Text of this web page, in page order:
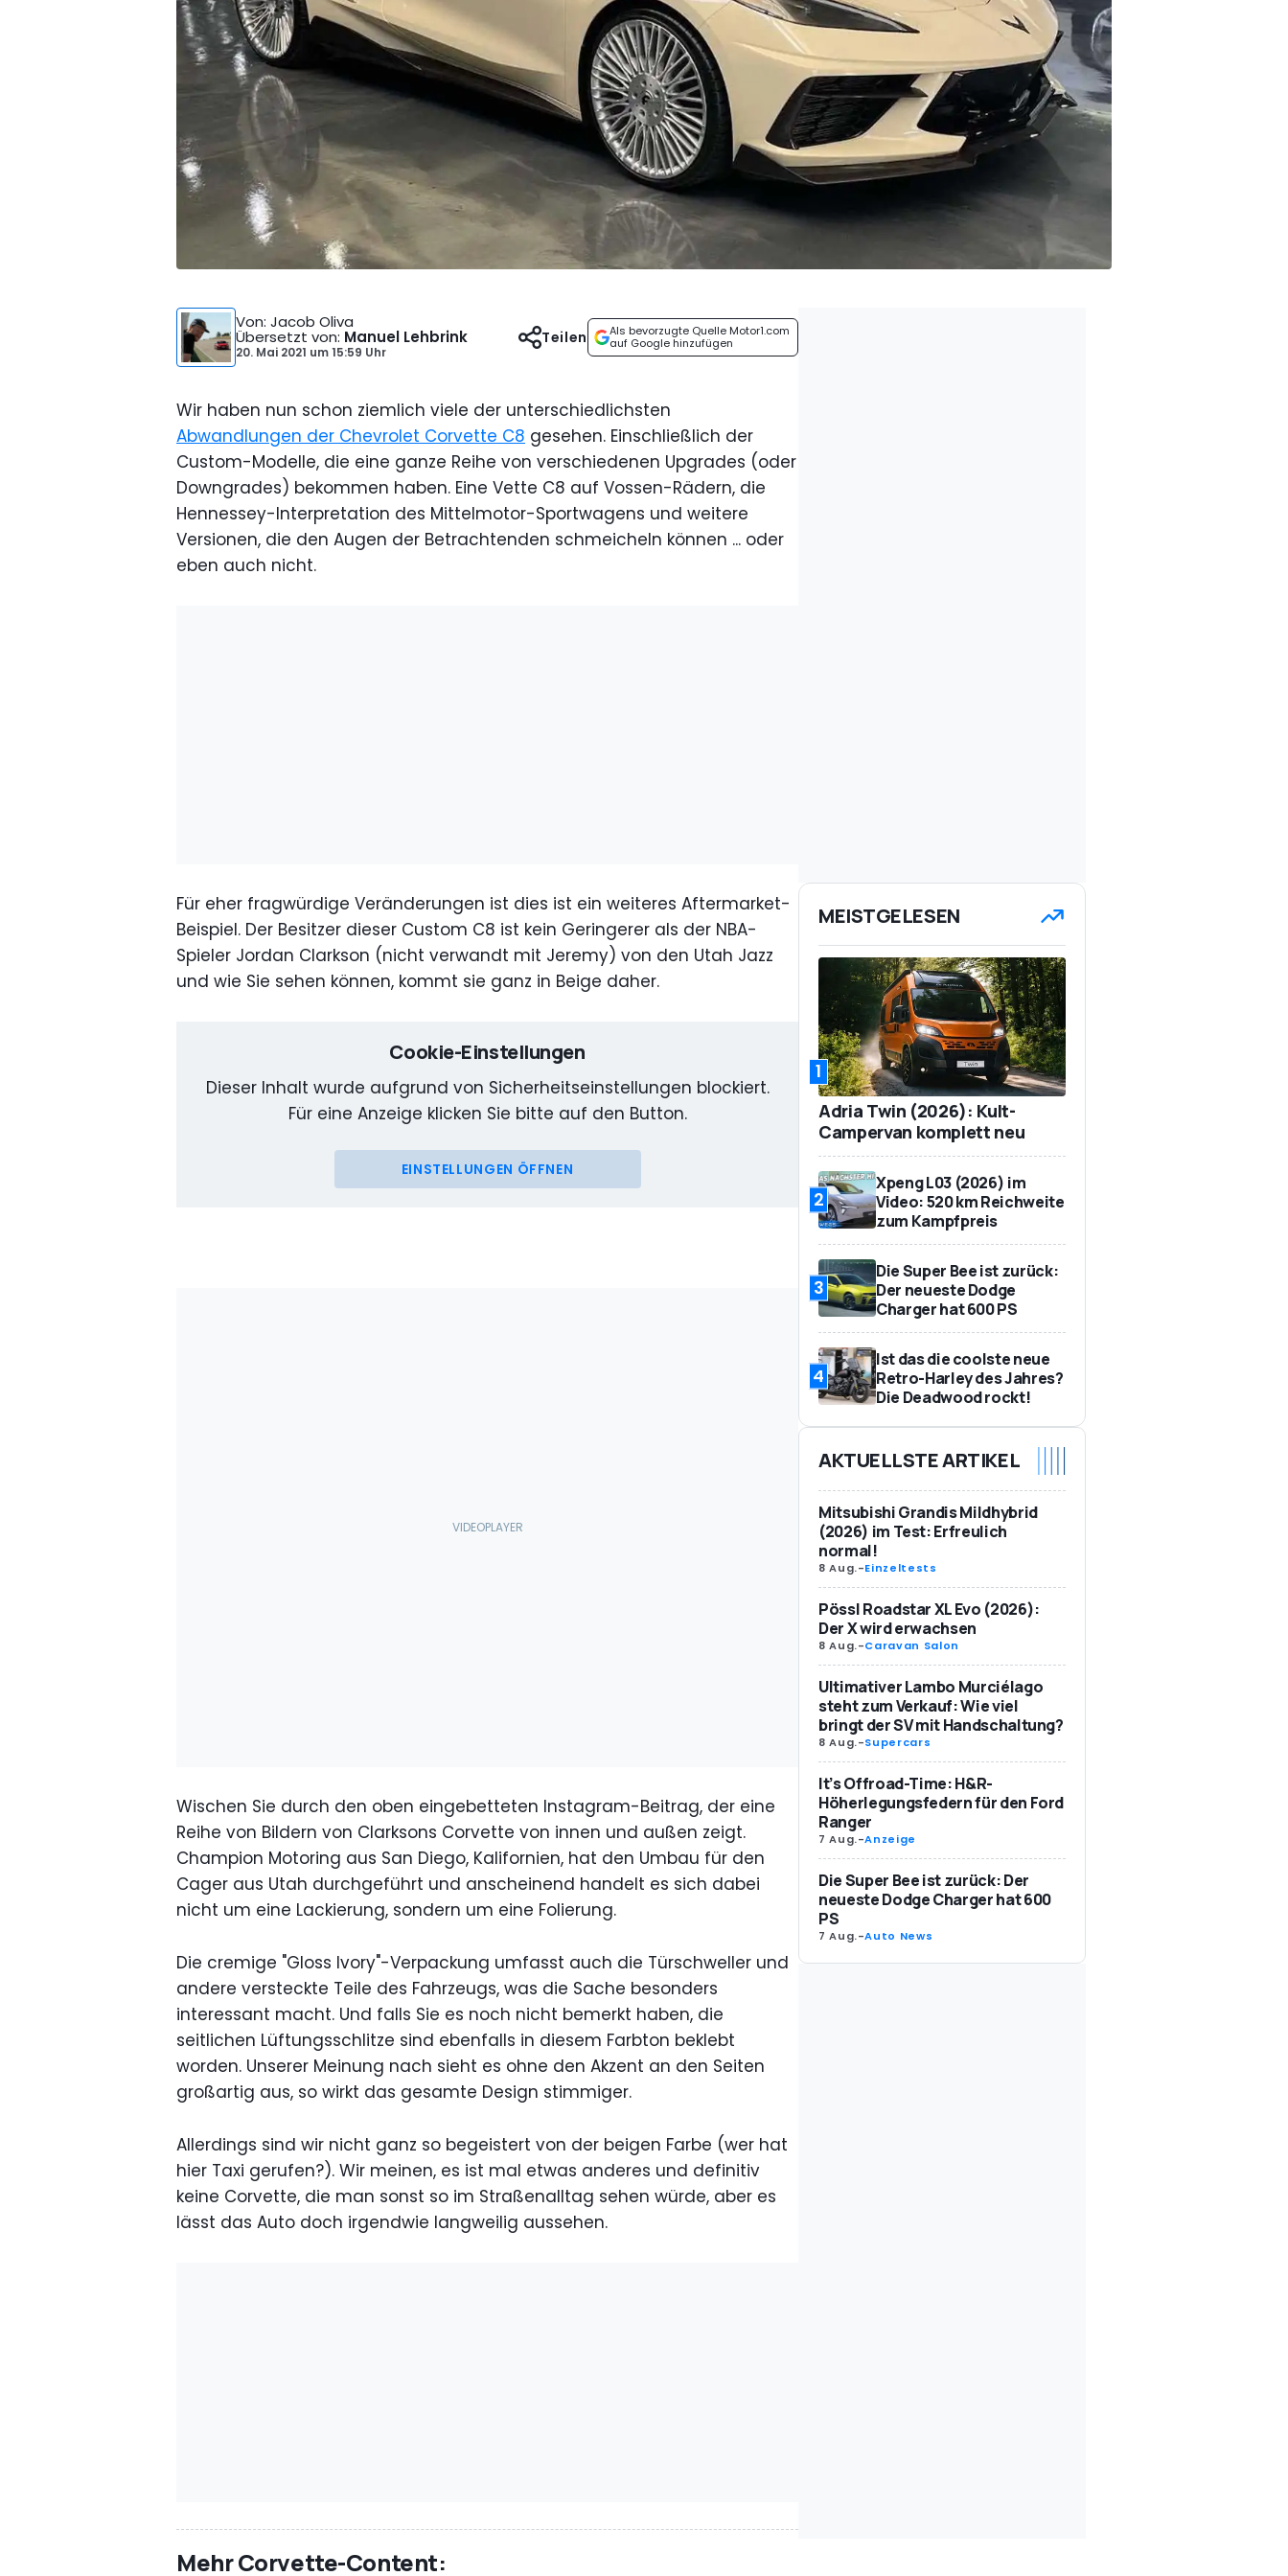
Von: Jacob Oliva
Übersetzt von: Manuel Lehbrink
20. Mai 2021 um15:59 Uhr
Als bevorzugte Quelle Motor1.com
auf Google hinzufügen
Teilen
Wir haben nun schon ziemlich viele der unterschiedlichsten
Abwandlungen der Chevrolet Corvette C8 gesehen. Einschließlich der
Custom-Modelle, die eine ganze Reihe von verschiedenen Upgrades (oder
Downgrades) bekommen haben. Eine Vette C8 auf Vossen-Rädern, die
Hennessey-Interpretation des Mittelmotor-Sportwagens und weitere
Versionen, die den Augen der Betrachtenden schmeicheln können ... oder
eben auch nicht.
Für eher fragwürdige Veränderungen ist dies ist ein weiteres Aftermarket-
Beispiel. Der Besitzer dieser Custom C8 ist kein Geringerer als der NBA-
Spieler Jordan Clarkson (nicht verwandt mit Jeremy) von den Utah Jazz
und wie Sie sehen können, kommt sie ganz in Beige daher.
Cookie-Einstellungen
Dieser Inhalt wurde aufgrund von Sicherheitseinstellungen blockiert.
Für eine Anzeige klicken Sie bitte auf den Button.
EINSTELLUNGEN ÖFFNEN
Wischen Sie durch den oben eingebetteten Instagram-Beitrag, der eine
Reihe von Bildern von Clarksons Corvette von innen und außen zeigt.
Champion Motoring aus San Diego, Kalifornien, hat den Umbau für den
Cager aus Utah durchgeführt und anscheinend handelt es sich dabei
nicht um eine Lackierung, sondern um eine Folierung.
Die cremige "Gloss Ivory"-Verpackung umfasst auch die Türschweller und
andere versteckte Teile des Fahrzeugs, was die Sache besonders
interessant macht. Und falls Sie es noch nicht bemerkt haben, die
seitlichen Lüftungsschlitze sind ebenfalls in diesem Farbton beklebt
worden. Unserer Meinung nach sieht es ohne den Akzent an den Seiten
großartig aus, so wirkt das gesamte Design stimmiger.
Allerdings sind wir nicht ganz so begeistert von der beigen Farbe (wer hat
hier Taxi gerufen?). Wir meinen, es ist mal etwas anderes und definitiv
keine Corvette, die man sonst so im Straßenalltag sehen würde, aber es
lässt das Auto doch irgendwie langweilig aussehen.
Mehr Corvette-Content:
MEISTGELESEN
1
Adria Twin (2026): Kult-
Campervan komplett neu
2
Xpeng L03 (2026) im
Video: 520 km Reichweite
zum Kampfpreis
3
Die Super Bee ist zurück:
Der neueste Dodge
Charger hat 600 PS
4
Ist das die coolste neue
Retro-Harley des Jahres?
Die Deadwood rockt!
AKTUELLSTE ARTIKEL
Mitsubishi Grandis Mildhybrid
(2026) im Test: Erfreulich
normal!
8 Aug.-Einzeltests
Pössl Roadstar XL Evo (2026):
Der X wird erwachsen
8 Aug.-Caravan Salon
Ultimativer Lambo Murciélago
steht zum Verkauf: Wie viel
bringt der SV mit Handschaltung?
8 Aug.-Supercars
It’s Offroad-Time: H&R-
Höherlegungsfedern für den Ford
Ranger
7 Aug.-Anzeige
Die Super Bee ist zurück: Der
neueste Dodge Charger hat 600
PS
7 Aug.-Auto News